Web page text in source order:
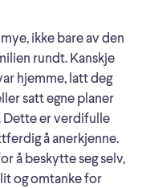
ikke bare av den
rundt. Kanskje
hjemme, latt deg
satt egne planer
Dette er verdifulle
å anerkjenne.
å beskytte seg selv,
og omtanke for